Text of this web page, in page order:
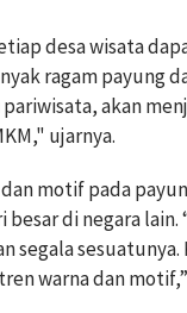
desa wisata
ragam payung
akan
ujarnya.
motif pada
di negara lain.
segala
warna dan